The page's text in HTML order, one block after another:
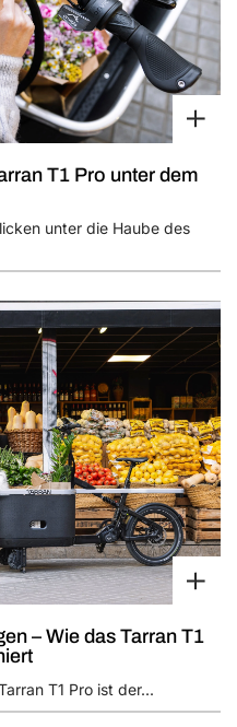
T1 Pro unter dem
unter die Haube des
– Wie das Tarran T1
T1 Pro ist der...